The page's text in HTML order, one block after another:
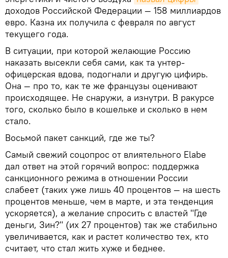
доходов Российской Федерации — 158 миллиардов
евро. Казна их получила с февраля по август
текущего года.
В ситуации, при которой желающие Россию
наказать высекли себя сами, как та унтер-
офицерская вдова, подогнали и другую цифирь.
Она — про то, как те же французы оценивают
происходящее. Не снаружи, а изнутри. В ракурсе
того, сколько было в кошельке и сколько в нем
стало.
Восьмой пакет санкций, где же ты?
Самый свежий соцопрос от влиятельного Elabe
дал ответ на этой горячий вопрос: поддержка
санкционного режима в отношении России
слабеет (таких уже лишь 40 процентов — на шесть
процентов меньше, чем в марте, и эта тенденция
ускоряется), а желание спросить с властей "Где
деньги, Зин?" (их 27 процентов) так же стабильно
увеличивается, как и растет количество тех, кто
считает, что стал жить хуже и беднее.